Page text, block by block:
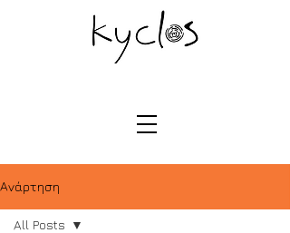
Ανάρτηση
All Posts